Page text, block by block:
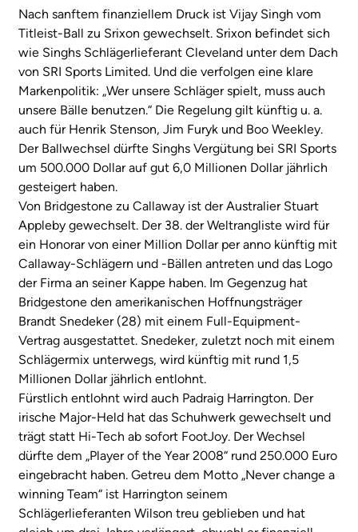
Nach sanftem finanziellem Druck ist Vijay Singh vom
Titleist-Ball zu Srixon gewechselt. Srixon befindet sich
wie Singhs Schlägerlieferant Cleveland unter dem Dach
von SRI Sports Limited. Und die verfolgen eine klare
Markenpolitik: „Wer unsere Schläger spielt, muss auch
unsere Bälle benutzen.“ Die Regelung gilt künftig u. a.
auch für Henrik Stenson, Jim Furyk und Boo Weekley.
Der Ballwechsel dürfte Singhs Vergütung bei SRI Sports
um 500.000 Dollar auf gut 6,0 Millionen Dollar jährlich
gesteigert haben.
Von Bridgestone zu Callaway ist der Australier Stuart
Appleby gewechselt. Der 38. der Weltrangliste wird für
ein Honorar von einer Million Dollar per anno künftig mit
Callaway-Schlägern und -Bällen antreten und das Logo
der Firma an seiner Kappe haben. Im Gegenzug hat
Bridgestone den amerikanischen Hoffnungsträger
Brandt Snedeker (28) mit einem Full-Equipment-
Vertrag ausgestattet. Snedeker, zuletzt noch mit einem
Schlägermix unterwegs, wird künftig mit rund 1,5
Millionen Dollar jährlich entlohnt.
Fürstlich entlohnt wird auch Padraig Harrington. Der
irische Major-Held hat das Schuhwerk gewechselt und
trägt statt Hi-Tech ab sofort FootJoy. Der Wechsel
dürfte dem „Player of the Year 2008“ rund 250.000 Euro
eingebracht haben. Getreu dem Motto „Never change a
winning Team“ ist Harrington seinem
Schlägerlieferanten Wilson treu geblieben und hat